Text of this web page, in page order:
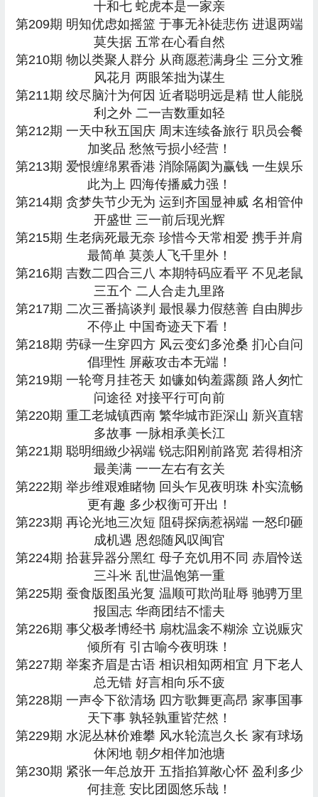
十和七 蛇虎本是一家亲
第209期 明知优虑如摇篮 于事无补徒悲伤 进退两端
莫失据 五常在心看自然
第210期 物以类聚人群分 从商愿惹满身尘 三分文雅
风花月 两眼笨拙为谋生
第211期 绞尽脑汁为何因 近者聪明远是精 世人能脱
利之外 二一吉数重如轻
第212期 一天中秋五国庆 周末连续备旅行 职员会餐
加奖品 愁煞亏损小经营！
第213期 爱恨缠绵累香港 消除隔阂为赢钱 一生娱乐
此为上 四海传播威力强！
第214期 贪梦失节少无为 运到齐国显神威 名相管仲
开盛世 三一前后现光辉
第215期 生老病死最无奈 珍惜今天常相爱 携手并肩
最简单 莫羡人飞千里外！
第216期 吉数二四合三八 本期特码应看平 不见老鼠
三五个 二人合走九里路
第217期 二次三番搞谈判 最恨暴力假慈善 自由脚步
不停止 中国奇迹天下看！
第218期 劳碌一生穿四方 风云变幻多沧桑 扪心自问
倡理性 屏蔽攻击本无端！
第219期 一轮弯月挂苍天 如镰如钩羞露颜 路人匆忙
问途径 对接平行可向前
第220期 重工老城镇西南 繁华城市距深山 新兴直辖
多故事 一脉相承美长江
第221期 聪明细緻少祸端 锐志阳刚前路宽 若得相济
最美满 一一左右有玄关
第222期 举步维艰难睹物 回头乍见夜明珠 朴实流畅
更有趣 多少权衡可开出！
第223期 再论光地三次短 阻碍探病惹祸端 一怒印砸
成机遇 恩怨随风叹闽官
第224期 拾葚异器分黑红 母子充饥用不同 赤眉怜送
三斗米 乱世温饱第一重
第225期 蚕食版图虽光复 温顺可欺尚耻辱 驰骋万里
报国志 华商团结不懦夫
第226期 事父极孝博经书 扇枕温衾不糊涂 立说赈灾
倾所有 引古喻今夜明珠！
第227期 举案齐眉是古语 相识相知两相宜 月下老人
总无错 好言相向乐不疲
第228期 一声令下欲清场 四方歌舞更高昂 家事国事
天下事 孰轻孰重皆茫然！
第229期 水泥丛林价难攀 风水轮流岂久长 家有球场
休闲地 朝夕相伴加池塘
第230期 紧张一年总放开 五指掐算敞心怀 盈利多少
何挂意 安比团圆悠乐哉！